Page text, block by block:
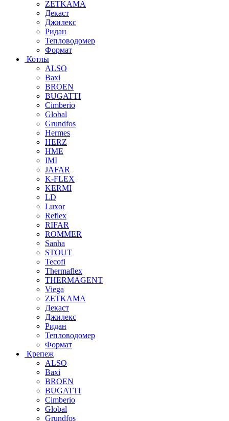
ZETKAMA
Декаст
Джилекс
Ридан
Тепловодомер
Формат
Котлы
ALSO
Baxi
BROEN
BUGATTI
Cimberio
Global
Grundfos
Hermes
HERZ
HME
IMI
JAFAR
K-FLEX
KERMI
LD
Luxor
Reflex
RIFAR
ROMMER
Sanha
STOUT
Tecofi
Thermaflex
THERMAGENT
Viega
ZETKAMA
Декаст
Джилекс
Ридан
Тепловодомер
Формат
Крепеж
ALSO
Baxi
BROEN
BUGATTI
Cimberio
Global
Grundfos